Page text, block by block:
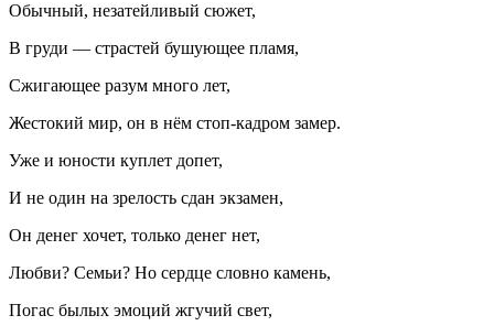
Обычный, незатейливый сюжет,
В груди — страстей бушующее пламя,
Сжигающее разум много лет,
Жестокий мир, он в нём стоп-кадром замер.
Уже и юности куплет допет,
И не один на зрелость сдан экзамен,
Он денег хочет, только денег нет,
Любви? Семьи? Но сердце словно камень,
Погас былых эмоций жгучий свет,